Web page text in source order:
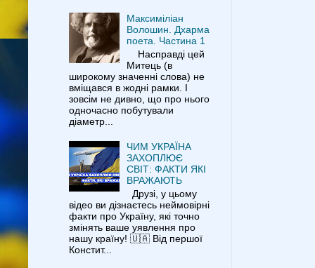
Максиміліан
Волошин. Дхарма
поета. Частина 1
Насправді цей
Митець (в
широкому значенні слова) не
вміщався в жодні рамки. І
зовсім не дивно, що про нього
одночасно побутували
діаметр...
ЧИМ УКРАЇНА
ЗАХОПЛЮЄ
СВІТ: ФАКТИ ЯКІ
ВРАЖАЮТЬ
Друзі, у цьому
відео ви дізнаєтесь неймовірні
факти про Україну, які точно
змінять ваше уявлення про
нашу країну! 🇺🇦 Від першої
Констит...